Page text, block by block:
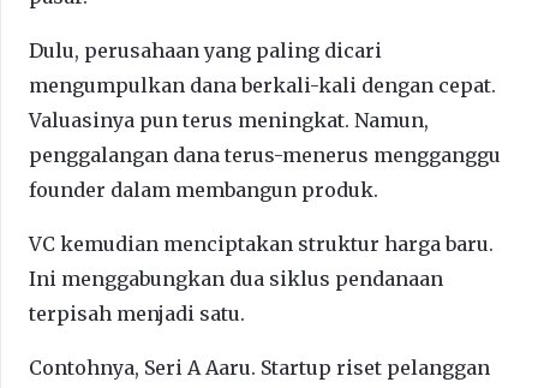
Dulu, perusahaan yang paling dicari
mengumpulkan dana berkali-kali dengan cepat.
Valuasinya pun terus meningkat. Namun,
penggalangan dana terus-menerus mengganggu
founder dalam membangun produk.
VC kemudian menciptakan struktur harga baru.
Ini menggabungkan dua siklus pendanaan
terpisah menjadi satu.
Contohnya, Seri A Aaru. Startup riset pelanggan